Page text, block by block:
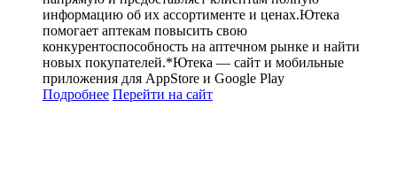
информацию об их ассортименте и ценах.Ютека
помогает аптекам повысить свою
конкурентоспособность на аптечном рынке и найти
новых покупателей.*Ютека — сайт и мобильные
приложения для AppStore и Google Play
Подробнее Перейти на сайт